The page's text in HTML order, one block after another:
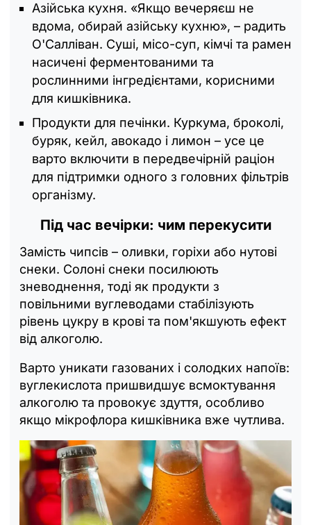
Азійська кухня. «Якщо вечеряєш не
вдома, обирай азійську кухню», – радить
О'Салліван. Суші, місо-суп, кімчі та рамен
насичені ферментованими та
рослинними інгредієнтами, корисними
для кишківника.
Продукти для печінки. Куркума, броколі,
буряк, кейл, авокадо і лимон – усе це
варто включити в передвечірній раціон
для підтримки одного з головних фільтрів
організму.
Під час вечірки: чим перекусити
Замість чипсів – оливки, горіхи або нутові
снеки. Солоні снеки посилюють
зневоднення, тоді як продукти з
повільними вуглеводами стабілізують
рівень цукру в крові та пом'якшують ефект
від алкоголю.
Варто уникати газованих і солодких напоїв:
вуглекислота пришвидшує всмоктування
алкоголю та провокує здуття, особливо
якщо мікрофлора кишківника вже чутлива.